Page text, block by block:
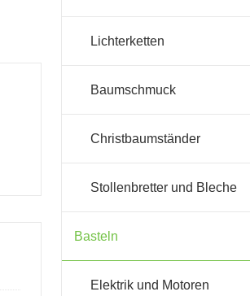
Lichterketten
Baumschmuck
Christbaumständer
Stollenbretter und Bleche
Basteln
Elektrik und Motoren